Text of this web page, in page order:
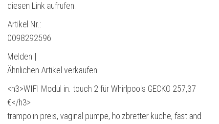
diesen Link aufrufen.
Artikel Nr.:
0098292596
Melden |
Ähnlichen Artikel verkaufen
<h3>WIFI Modul in. touch 2 für Whirlpools GECKO 257,37
€</h3>
trampolin preis, vaginal pumpe, holzbretter küche, fast and